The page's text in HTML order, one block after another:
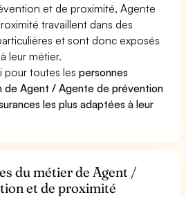
et de proximité, Agente
travaillent dans des
et sont donc exposés
leur métier.
pour toutes lespersonnes
de Agent / Agente de prévention
les plus adaptées à leur
du métier de Agent /
et de proximité